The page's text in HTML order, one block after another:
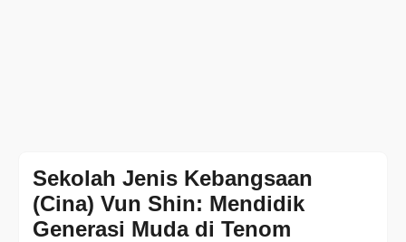
Sekolah Jenis Kebangsaan
(Cina) Vun Shin: Mendidik
Generasi Muda di Tenom